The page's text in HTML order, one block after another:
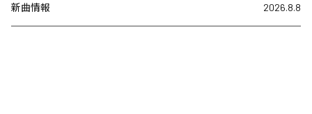
新曲情報 2026.8.8